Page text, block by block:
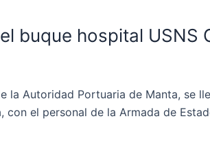
buque hospital USNS
la Autoridad Portuaria de Manta, se
con el personal de la Armada de